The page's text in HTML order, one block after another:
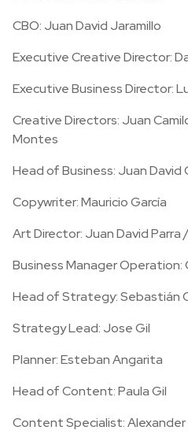
CBO: Juan David Jaramillo
Executive Creative Director:
Executive Business Director:
Creative Directors: Juan
Montes
Head of Business: Juan David
Copywriter: Mauricio García
Art Director: Juan David Parra
Business Manager Operation:
Head of Strategy: Sebastián
Strategy Lead: Jose Gil
Planner: Esteban Angarita
Head of Content: Paula Gil
Content Specialist: Alexander